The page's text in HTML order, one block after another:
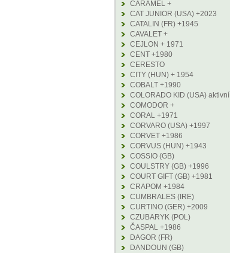
CARAMEL +
CAT JUNIOR (USA) +2023
CATALIN (FR) +1945
CAVALET +
CEJLON + 1971
CENT +1980
CERESTO
CITY (HUN) + 1954
COBALT +1990
COLORADO KID (USA) aktivní
COMODOR +
CORAL +1971
CORVARO (USA) +1997
CORVET +1986
CORVUS (HUN) +1943
COSSIO (GB)
COULSTRY (GB) +1996
COURT GIFT (GB) +1981
CRAPOM +1984
CUMBRALES (IRE)
CURTINO (GER) +2009
CZUBARYK (POL)
ČASPAL +1986
DAGOR (FR)
DANDOUN (GB)